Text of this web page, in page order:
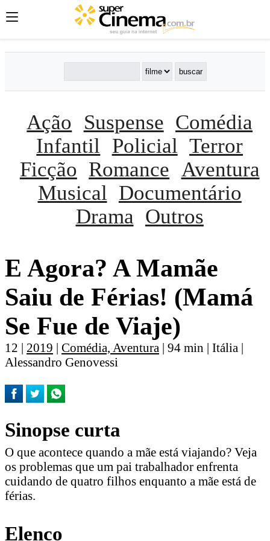
Ação Suspense Comédia
Infantil
Policial Terror
Ficção Romance Aventura
Musical
Documentário
Drama Outros
E Agora? A Mamãe
Saiu de Férias! (Mamá
Se Fue de Viaje)
12 | 2019 | Comédia, Aventura | 94 min | Itália |
Alessandro Genovessi
Sinopse curta
O que acontece quando a mãe está viajando? Veja
os problemas que um pai trabalhador enfrenta
cuidando de quatro filhos enquanto a mãe está de
férias.
Elenco